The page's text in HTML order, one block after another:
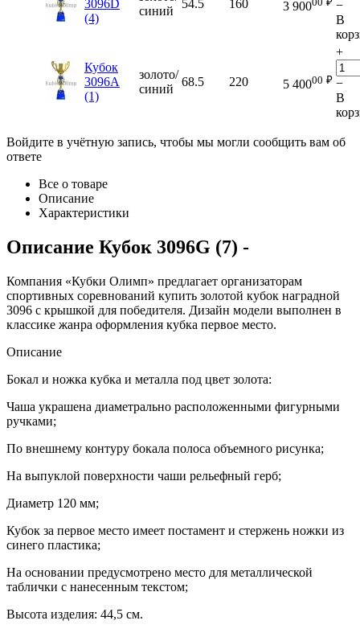
3096D
(4)
синий
54.5 160 3 900
−
В
Кубок
3096A
(1)
золото/
синий
68.5 220 5 40000 ₽
+
−
В
Войдите в учётную запись, чтобы мы могли сообщить вам об
ответе
Все о товаре
Описание
Характеристики
Описание Кубок 3096G (7) -
Компания «Кубки Олимп» предлагает организаторам
спортивных соревнований купить золотой кубок наградной
3096 с крышкой для победителя. Дизайн модели выполнен в
классике жанра оформления кубка первое место.
Описание
Бокал и ножка кубка и металла под цвет золота:
Чаша украшена диаметрально расположенными фигурными
ручками;
По внешнему контуру бокала полоса объемного рисунка;
На выпуклой поверхности чаши рельефный герб;
Диаметр 120 мм;
Кубок за первое место имеет постамент и стержень ножки из
синего пластика;
На основании предусмотрено место для металлической
таблички с нанесенным текстом;
Высота изделия: 44,5 см.